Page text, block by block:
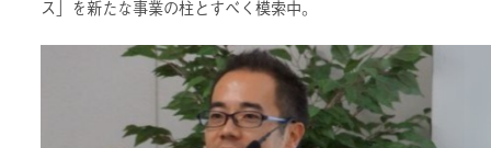
ス」を新たな事業の柱とすべく模索中。